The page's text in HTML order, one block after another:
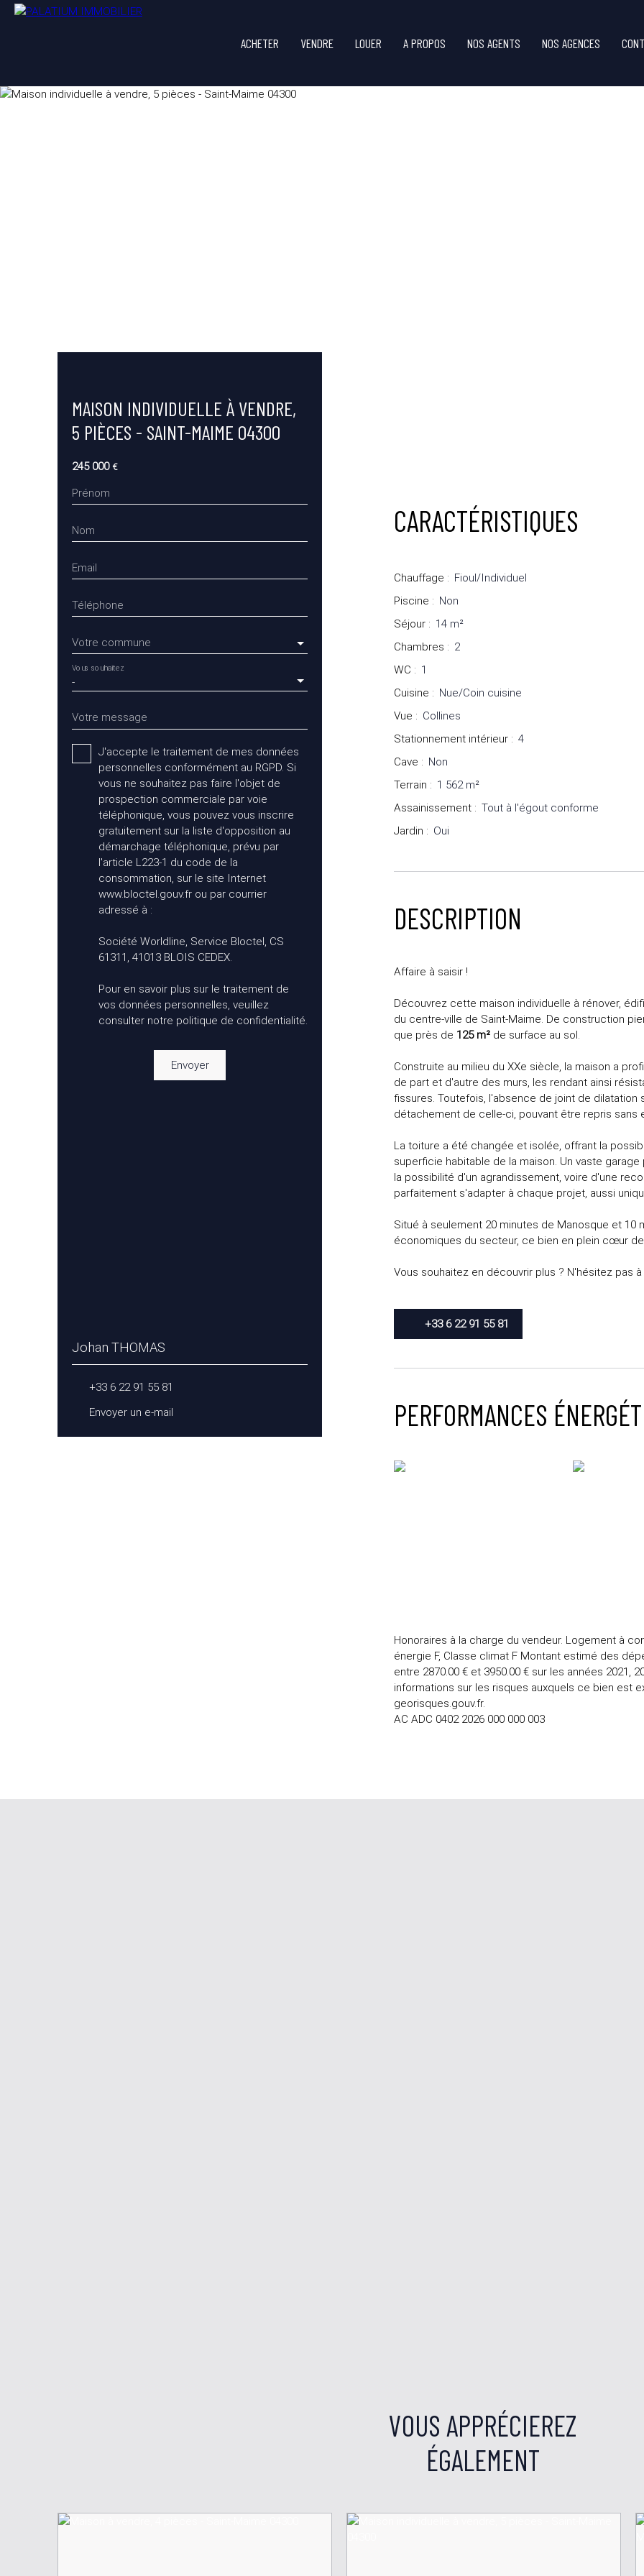
ACHETER VENDRE LOUER A PROPOS NOS AGENTS NOS AGENCES
MAISON INDIVIDUELLE À VENDRE,
5 PIÈCES - SAINT-MAIME 04300
245 000 €
Prénom
Nom
Email
Téléphone
Votre commune
-
Vous souhaitez
Votre message
J'accepte le traitement de mes données
personnelles conformément au RGPD. Si
vous ne souhaitez pas faire l'objet de
prospection commerciale par voie
téléphonique, vous pouvez vous inscrire
gratuitement sur la liste d'opposition au
démarchage téléphonique, prévu par
l'article L223-1 du code de la
consommation, sur le site Internet
www.bloctel.gouv.fr ou par courrier
adressé à :
Société Worldline, Service Bloctel, CS
61311, 41013 BLOIS CEDEX.
Pour en savoir plus sur le traitement de
vos données personnelles, veuillez
consulter notre politique de confidentialité.
Envoyer
Johan THOMAS
+33 6 22 91 55 81
Envoyer un e-mail
CARACTÉRISTIQUES
Chauffage : Fioul/Individuel
Piscine : Non
Séjour : 14 m²
Chambres : 2
WC : 1
Cuisine : Nue/Coin cuisine
Vue : Collines
Stationnement intérieur : 4
Cave : Non
Terrain : 1 562 m²
Assainissement : Tout à l'égout conforme
Jardin : Oui
DESCRIPTION
Affaire à saisir !
Découvrez cette maison individuelle à rénover,
du centre-ville de Saint-Maime. De construction
que près de 125 m² de surface au sol.
Construite au milieu du XXe siècle, la maison a
de part et d'autre des murs, les rendant ainsi
fissures. Toutefois, l'absence de joint de
détachement de celle-ci, pouvant être repris sans
La toiture a été changée et isolée, offrant la
superficie habitable de la maison. Un vaste
la possibilité d'un agrandissement, voire d'une
parfaitement s'adapter à chaque projet, aussi
Situé à seulement 20 minutes de Manosque et 10
économiques du secteur, ce bien en plein cœur
Vous souhaitez en découvrir plus ? N'hésitez pas
+33 6 22 91 55 81
PERFORMANCES
Honoraires à la charge du vendeur. Logement à
énergie F, Classe climat F Montant estimé des
entre 2870.00 € et 3950.00 € sur les années 2021,
informations sur les risques auxquels ce bien est
georisques.gouv.fr.
AC ADC 0402 2026 000 000 003
VOUS APPRÉCIEREZ
ÉGALEMENT